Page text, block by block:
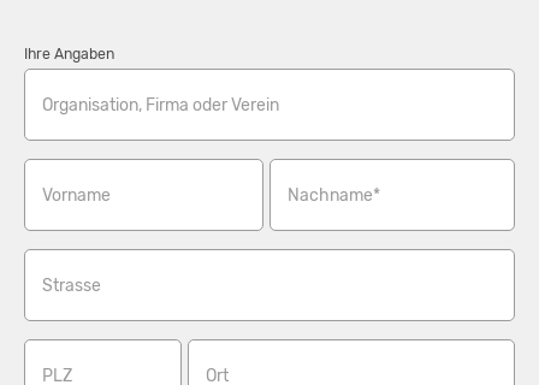
Ihre Angaben
Organisation, Firma oder Verein
Vorname Nachname*
Strasse
PLZ Ort